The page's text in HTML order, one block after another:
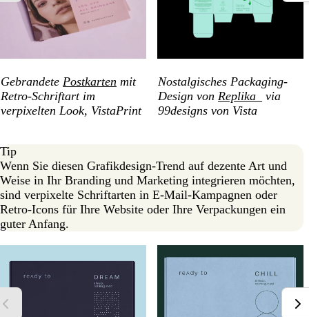
Gebrandete Postkarten mit
Retro-Schriftart im
verpixelten Look, VistaPrint
Nostalgisches Packaging-
Design von Replika_
via
99designs von Vista
Tip
Wenn Sie diesen Grafikdesign-Trend auf dezente Art und
Weise in Ihr Branding und Marketing integrieren möchten,
sind verpixelte Schriftarten in E-Mail-Kampagnen oder
Retro-Icons für Ihre Website oder Ihre Verpackungen ein
guter Anfang.